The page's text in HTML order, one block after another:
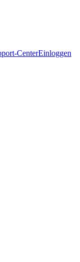
CenterEinloggen